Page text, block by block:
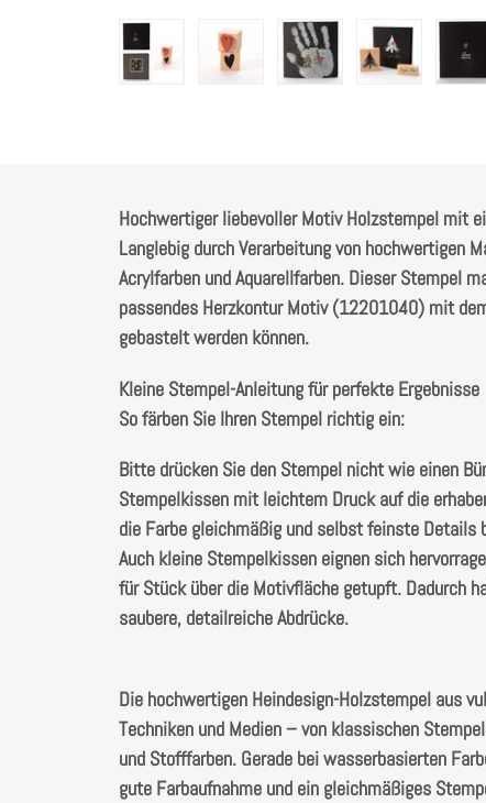
Hochwertiger liebevoller Motiv Holzstempel mit
Langlebig durch Verarbeitung von hochwertigen
Acrylfarben und Aquarellfarben. Dieser Stempel
passendes Herzkontur Motiv (12201040) mit
gebastelt werden können.
Kleine Stempel-Anleitung für perfekte Ergebnisse
So färben Sie Ihren Stempel richtig ein:
Bitte drücken Sie den Stempel nicht wie einen
Stempelkissen mit leichtem Druck auf die
die Farbe gleichmäßig und selbst feinste Details
Auch kleine Stempelkissen eignen sich
für Stück über die Motivfläche getupft. Dadurch
saubere, detailreiche Abdrücke.
Die hochwertigen Heindesign-Holzstempel aus
Techniken und Medien – von klassischen
und Stofffarben. Gerade bei wasserbasierten
gute Farbaufnahme und ein gleichmäßiges